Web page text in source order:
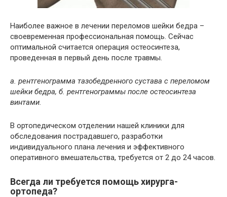
Наиболее важное в лечении переломов шейки бедра –
своевременная профессиональная помощь. Сейчас
оптимальной считается операция остеосинтеза,
проведенная в первый день после травмы.
а. рентгенограмма тазобедренного сустава с переломом
шейки бедра, б. рентгенограммы после остеосинтеза
винтами.
В ортопедическом отделении нашей клиники для
обследования пострадавшего, разработки
индивидуального плана лечения и эффективного
оперативного вмешательства, требуется от 2 до 24 часов.
Всегда ли требуется помощь хирурга-
ортопеда?